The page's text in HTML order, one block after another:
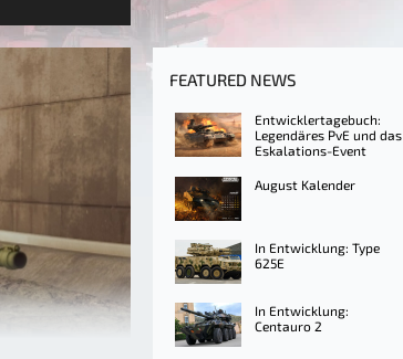
FEATURED NEWS
Entwicklertagebuch:
Legendäres PvE und das
Eskalations-Event
August Kalender
In Entwicklung: Type
625E
In Entwicklung:
Centauro 2